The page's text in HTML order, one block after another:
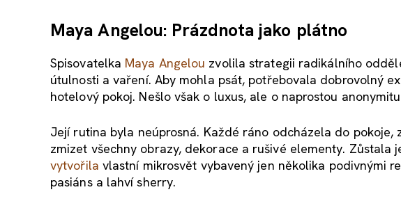
Maya Angelou: Prázdnota jako plátno
Spisovatelka Maya Angelou zvolila strategii radikálního
útulnosti a vaření. Aby mohla psát, potřebovala dobrovolný
hotelový pokoj. Nešlo však o luxus, ale o naprostou
Její rutina byla neúprosná. Každé ráno odcházela do
zmizet všechny obrazy, dekorace a rušivé elementy.
vytvořila vlastní mikrosvět vybavený jen několika podivnými
pasiáns a lahví sherry.